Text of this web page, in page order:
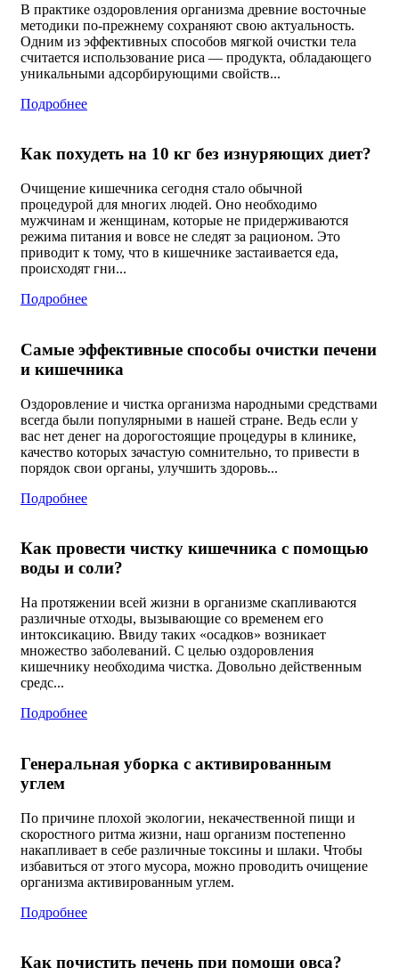
В практике оздоровления организма древние восточные
методики по-прежнему сохраняют свою актуальность.
Одним из эффективных способов мягкой очистки тела
считается использование риса — продукта, обладающего
уникальными адсорбирующими свойств...
Подробнее
Как похудеть на 10 кг без изнуряющих диет?
Очищение кишечника сегодня стало обычной
процедурой для многих людей. Оно необходимо
мужчинам и женщинам, которые не придерживаются
режима питания и вовсе не следят за рационом. Это
приводит к тому, что в кишечнике застаивается еда,
происходят гни...
Подробнее
Самые эффективные способы очистки печени
и кишечника
Оздоровление и чистка организма народными средствами
всегда были популярными в нашей стране. Ведь если у
вас нет денег на дорогостоящие процедуры в клинике,
качество которых зачастую сомнительно, то привести в
порядок свои органы, улучшить здоровь...
Подробнее
Как провести чистку кишечника с помощью
воды и соли?
На протяжении всей жизни в организме скапливаются
различные отходы, вызывающие со временем его
интоксикацию. Ввиду таких «осадков» возникает
множество заболеваний. С целью оздоровления
кишечнику необходима чистка. Довольно действенным
средс...
Подробнее
Генеральная уборка с активированным
углем
По причине плохой экологии, некачественной пищи и
скоростного ритма жизни, наш организм постепенно
накапливает в себе различные токсины и шлаки. Чтобы
избавиться от этого мусора, можно проводить очищение
организма активированным углем.
Подробнее
Как почистить печень при помощи овса?